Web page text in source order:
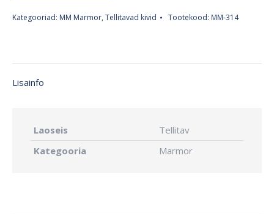
Kategooriad: MM Marmor, Tellitavad kivid Tootekood: MM-314
Lisainfo
Laoseis
Tellitav
Kategooria
Marmor